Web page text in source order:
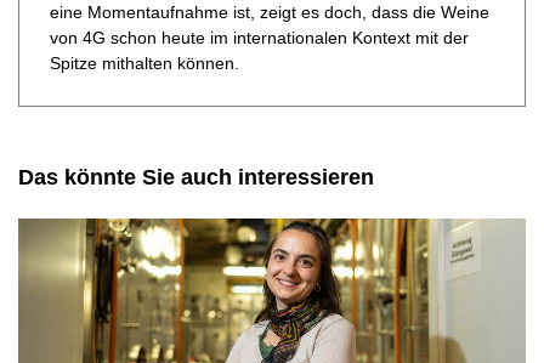
eine Momentaufnahme ist, zeigt es doch, dass die Weine
von 4G schon heute im internationalen Kontext mit der
Spitze mithalten können.
Das könnte Sie auch interessieren